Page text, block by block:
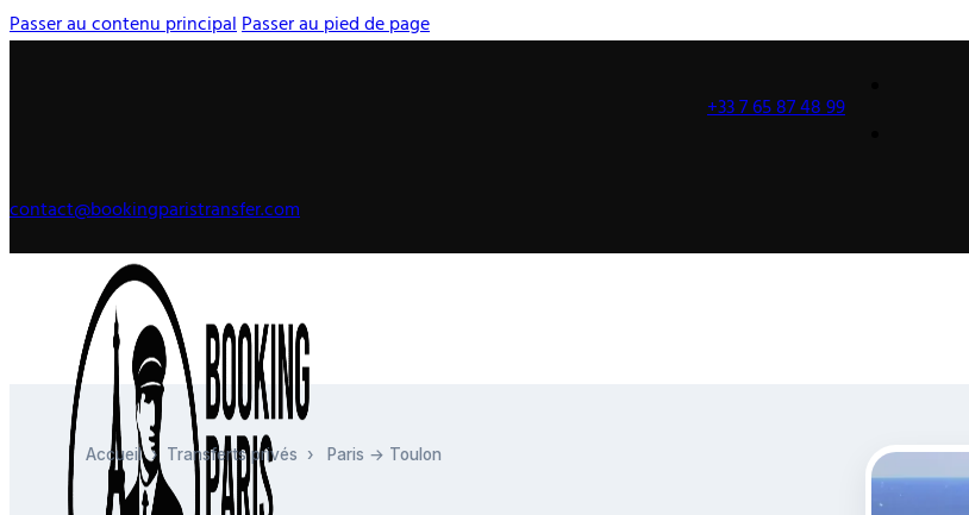
Passer au contenu principalPasser au pied de page
+33 7 65 87 48 99
contact@bookingparistransfer.com
Accueil › Transferts privés › Paris → Toulon